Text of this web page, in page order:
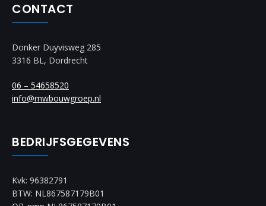
CONTACT
Donker Duyvisweg 285
3316 BL, Dordrecht
06 – 54658520
info@mwbouwgroep.nl
BEDRIJFSGEGEVENS
Kvk: 96382791
BTW: NL867587179B01